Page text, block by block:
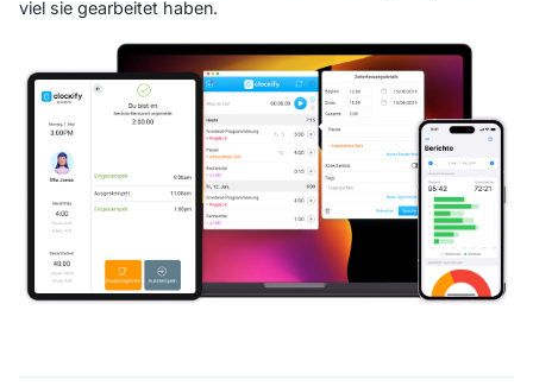
viel sie gearbeitet haben.